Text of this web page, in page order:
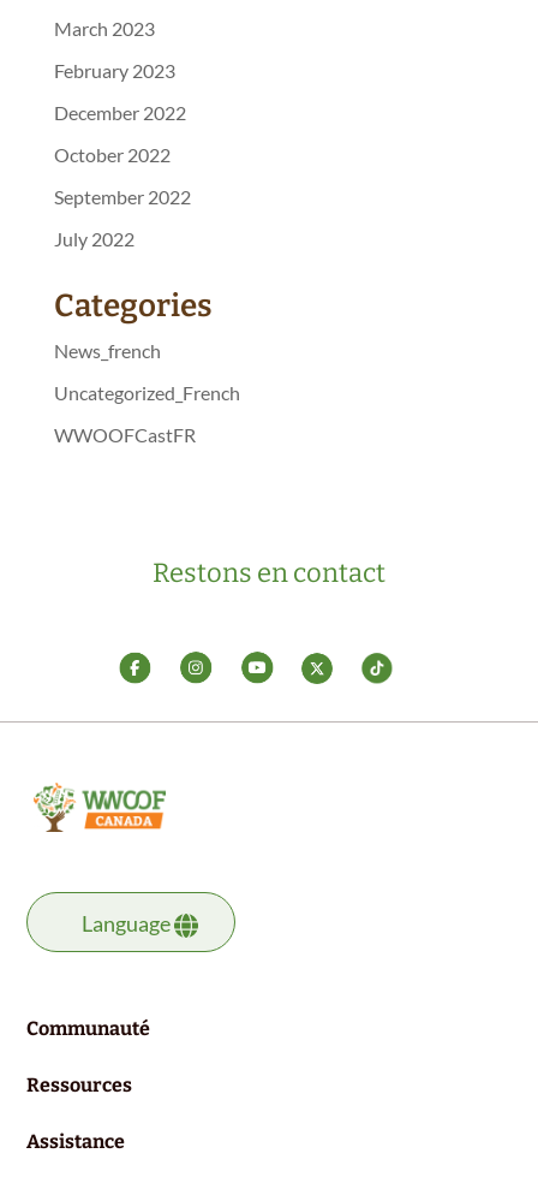
March 2023
February 2023
December 2022
October 2022
September 2022
July 2022
Categories
News_french
Uncategorized_French
WWOOFCastFR
Restons en contact
Language
Communauté
Ressources
Assistance